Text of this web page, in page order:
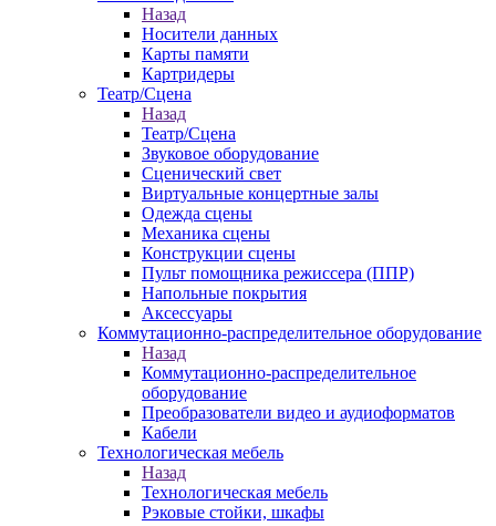
Назад
Носители данных
Карты памяти
Картридеры
Театр/Сцена
Назад
Театр/Сцена
Звуковое оборудование
Сценический свет
Виртуальные концертные залы
Одежда сцены
Механика сцены
Конструкции сцены
Пульт помощника режиссера (ППР)
Напольные покрытия
Аксессуары
Коммутационно-распределительное оборудование
Назад
Коммутационно-распределительное
оборудование
Преобразователи видео и аудиоформатов
Кабели
Технологическая мебель
Назад
Технологическая мебель
Рэковые стойки, шкафы